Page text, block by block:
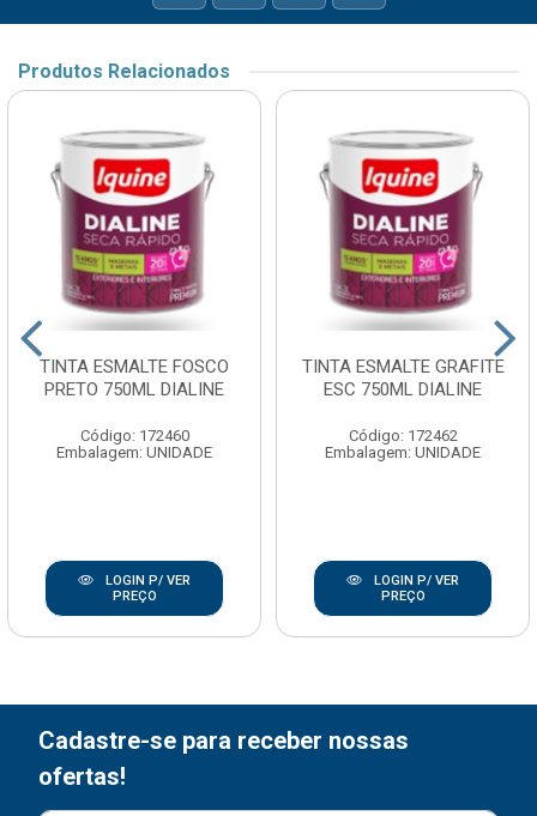
Produtos Relacionados
TINTA ESMALTE FOSCO
PRETO 750ML DIALINE
Código: 172460
Embalagem: UNIDADE
LOGIN P/ VER
PREÇO
TINTA ESMALTE GRAFITE
ESC 750ML DIALINE
Código: 172462
Embalagem: UNIDADE
LOGIN P/ VER
PREÇO
Cadastre-se para receber nossas
ofertas!